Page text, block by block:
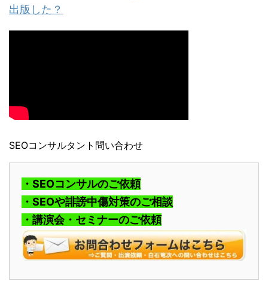
出版した？
SEOコンサルタント問い合わせ
・SEOコンサルのご依頼
・SEOや誹謗中傷対策のご相談
・講演会・セミナーのご依頼